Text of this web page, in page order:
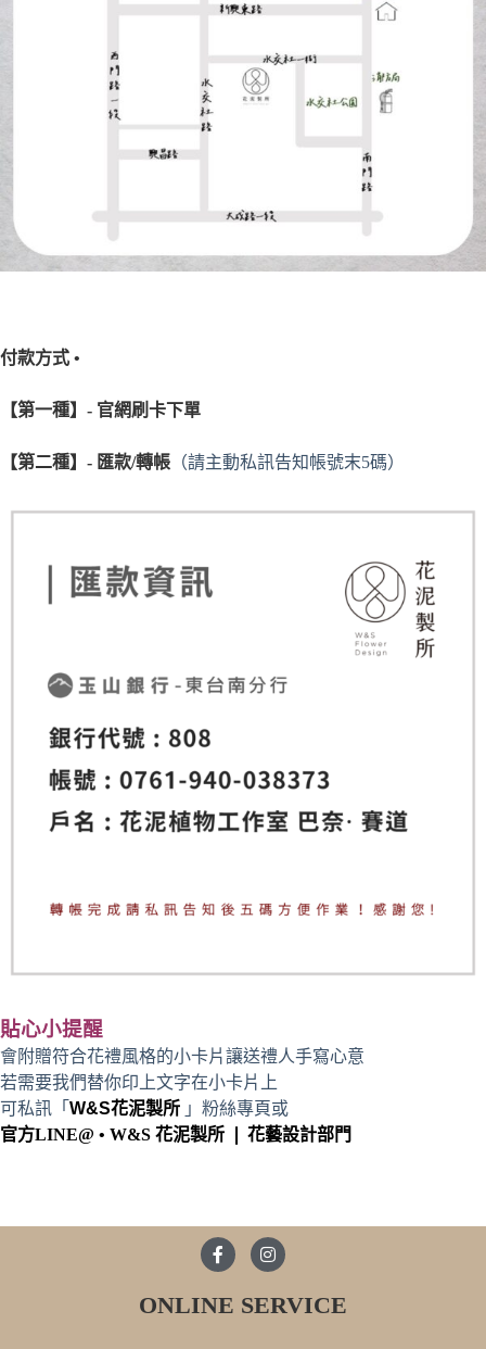
付款方式 •
【第一種】- 官網刷卡下單
【第二種】- 匯款/轉帳 （請主動私訊告知帳號末5碼）
貼心小提醒
會附贈符合花禮風格的小卡片讓送禮人手寫心意
若需要我們替你印上文字在小卡片上
可私訊「 W&S花泥製所 」粉絲專頁或
官方LINE@ • W&S 花泥製所 ❘ 花藝設計部門
ONLINE SERVICE